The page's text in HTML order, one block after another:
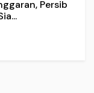
Persib